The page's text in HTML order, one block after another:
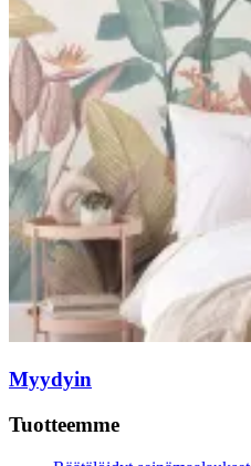
Myydyin
Tuotteemme